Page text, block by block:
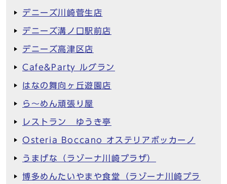
デニーズ川崎菅生店
デニーズ溝ノ口駅前店
デニーズ高津区店
Cafe&Party ルグラン
はなの舞向ヶ丘遊園店
ら～めん頑張り屋
レストラン ゆうき亭
Osteria Boccano オステリアボッカーノ
うまげな（ラゾーナ川崎プラザ）
博多めんたいやまや食堂（ラゾーナ川崎プラ